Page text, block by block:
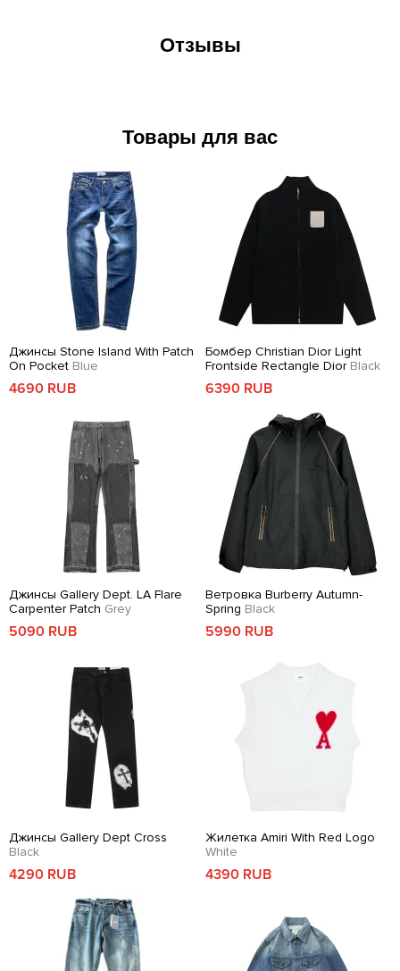
Отзывы
Товары для вас
Джинсы Stone Island With Patch
On Pocket Blue
4690 RUB
Бомбер Christian Dior Light
Frontside Rectangle Dior Black
6390 RUB
Джинсы Gallery Dept. LA Flare
Carpenter Patch Grey
5090 RUB
Ветровка Burberry Autumn-
Spring Black
5990 RUB
Джинсы Gallery Dept Cross
Black
4290 RUB
Жилетка Amiri With Red Logo
White
4390 RUB